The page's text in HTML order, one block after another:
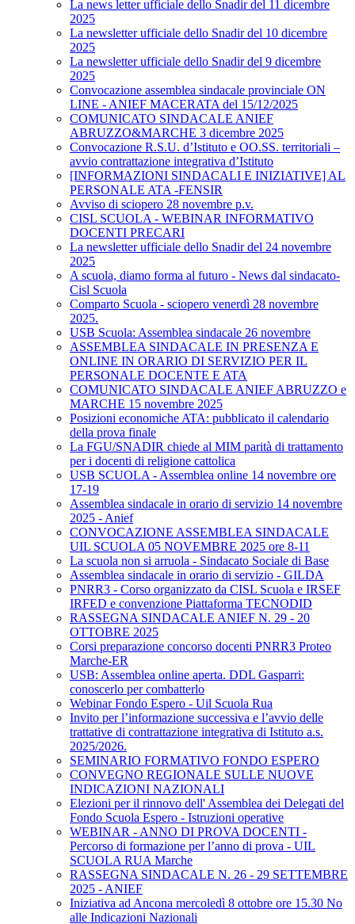
La news letter ufficiale dello Snadir del 11 dicembre
2025
La newsletter ufficiale dello Snadir del 10 dicembre
2025
La newsletter ufficiale dello Snadir del 9 dicembre
2025
Convocazione assemblea sindacale provinciale ON
LINE - ANIEF MACERATA del 15/12/2025
COMUNICATO SINDACALE ANIEF
ABRUZZO&MARCHE 3 dicembre 2025
Convocazione R.S.U. d’Istituto e OO.SS. territoriali –
avvio contrattazione integrativa d’Istituto
[INFORMAZIONI SINDACALI E INIZIATIVE] AL
PERSONALE ATA -FENSIR
Avviso di sciopero 28 novembre p.v.
CISL SCUOLA - WEBINAR INFORMATIVO
DOCENTI PRECARI
La newsletter ufficiale dello Snadir del 24 novembre
2025
A scuola, diamo forma al futuro - News dal sindacato-
Cisl Scuola
Comparto Scuola - sciopero venerdì 28 novembre
2025.
USB Scuola: Assemblea sindacale 26 novembre
ASSEMBLEA SINDACALE IN PRESENZA E
ONLINE IN ORARIO DI SERVIZIO PER IL
PERSONALE DOCENTE E ATA
COMUNICATO SINDACALE ANIEF ABRUZZO e
MARCHE 15 novembre 2025
Posizioni economiche ATA: pubblicato il calendario
della prova finale
La FGU/SNADIR chiede al MIM parità di trattamento
per i docenti di religione cattolica
USB SCUOLA - Assemblea online 14 novembre ore
17-19
Assemblea sindacale in orario di servizio 14 novembre
2025 - Anief
CONVOCAZIONE ASSEMBLEA SINDACALE
UIL SCUOLA 05 NOVEMBRE 2025 ore 8-11
La scuola non si arruola - Sindacato Sociale di Base
Assemblea sindacale in orario di servizio - GILDA
PNRR3 - Corso organizzato da CISL Scuola e IRSEF
IRFED e convenzione Piattaforma TECNODID
RASSEGNA SINDACALE ANIEF N. 29 - 20
OTTOBRE 2025
Corsi preparazione concorso docenti PNRR3 Proteo
Marche-ER
USB: Assemblea online aperta. DDL Gasparri:
conoscerlo per combatterlo
Webinar Fondo Espero - Uil Scuola Rua
Invito per l’informazione successiva e l’avvio delle
trattative di contrattazione integrativa di Istituto a.s.
2025/2026.
SEMINARIO FORMATIVO FONDO ESPERO
CONVEGNO REGIONALE SULLE NUOVE
INDICAZIONI NAZIONALI
Elezioni per il rinnovo dell' Assemblea dei Delegati del
Fondo Scuola Espero - Istruzioni operative
WEBINAR - ANNO DI PROVA DOCENTI -
Percorso di formazione per l’anno di prova - UIL
SCUOLA RUA Marche
RASSEGNA SINDACALE N. 26 - 29 SETTEMBRE
2025 - ANIEF
Iniziativa ad Ancona mercoledì 8 ottobre ore 15.30 No
alle Indicazioni Nazionali